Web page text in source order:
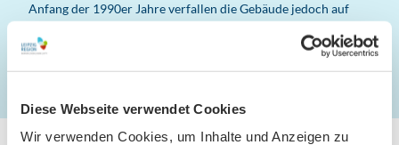
Diese Webseite verwendet Cookies
Wir verwenden Cookies, um Inhalte und Anzeigen zu
Anfang der 1990er Jahre verfallen die Gebäude jedoch auf